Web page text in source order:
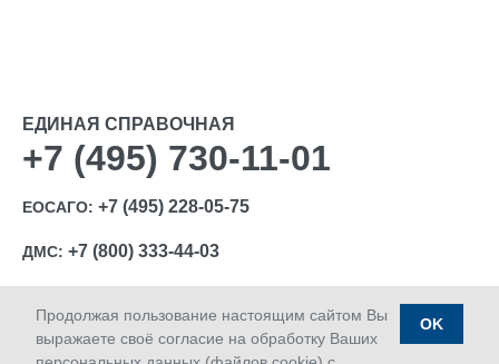
Продолжая пользование настоящим сайтом Вы
выражаете своё согласие на обработку Ваших
OK
ЕДИНАЯ СПРАВОЧНАЯ
+7 (495) 730-11-01
ЕОСАГО: +7 (495) 228-05-75
ДМС: +7 (800) 333-44-03